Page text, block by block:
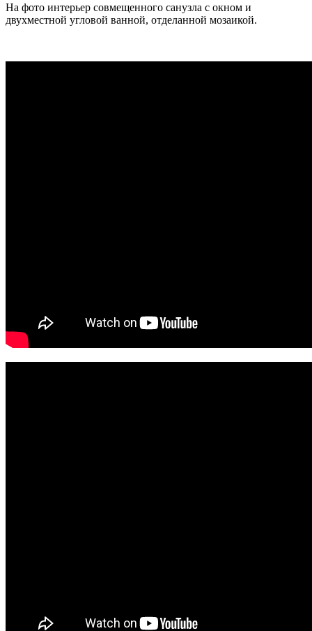
На фото интерьер совмещенного санузла с окном и
двухместной угловой ванной, отделанной мозаикой.